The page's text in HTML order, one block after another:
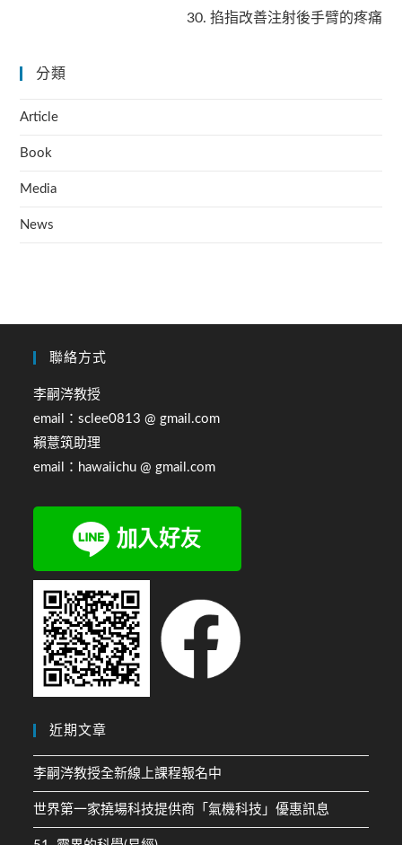
30. 掐指改善注射後手臂的疼痛
分類
Article
Book
Media
News
聯絡方式
李嗣涔教授
email：sclee0813 @ gmail.com
賴薏筑助理
email：hawaiichu @ gmail.com
近期文章
李嗣涔教授全新線上課程報名中
世界第一家撓場科技提供商「氣機科技」優惠訊息